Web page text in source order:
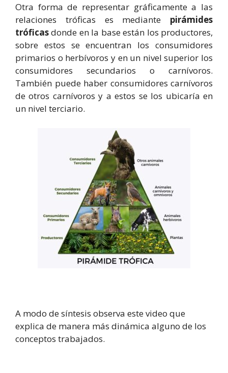
Otra forma de representar gráficamente a las
relaciones tróficas es mediante pirámides
tróficasdonde en la base están los productores,
sobre estos se encuentran los consumidores
primarios o herbívoros y en un nivel superior los
consumidores secundarios o carnívoros.
También puede haber consumidores carnívoros
de otros carnívoros y a estos se los ubicaría en
un nivel terciario.
A modo de síntesis observa este video que
explica de manera más dinámica alguno de los
conceptos trabajados.